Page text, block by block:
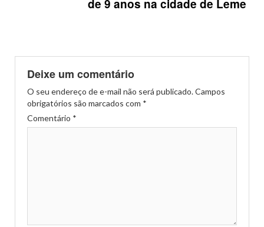
de 9 anos na cidade de Leme
Deixe um comentário
O seu endereço de e-mail não será publicado.Campos
obrigatórios são marcados com *
Comentário *